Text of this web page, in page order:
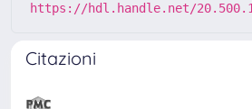
https://hdl.handle.net/
Citazioni